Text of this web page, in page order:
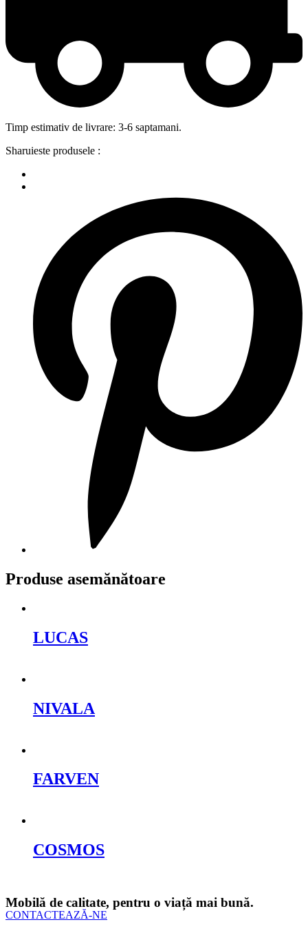
Timp estimativ de livrare: 3-6 saptamani.
Sharuieste produsele :
Produse asemănătoare
LUCAS
NIVALA
FARVEN
COSMOS
Mobilă de calitate, pentru o viață mai bună.
CONTACTEAZĂ-NE